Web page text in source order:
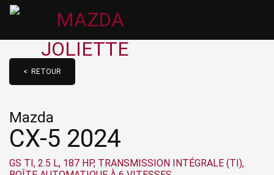
< RETOUR
Mazda
CX-5 2024
GS TI, 2.5 L, 187 HP, TRANSMISSION INTÉGRALE (TI),